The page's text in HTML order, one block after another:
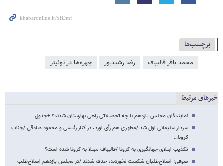
برچسب‌ها
محمد باقر قالیباف رضا رشیدپور چهره‌ها در توئیتر
خبرهای مرتبط
نمایندگان مجلس یازدهم با چه تحصیلاتی راهی بهارستان شدند؟ +جدول
سردار سلیمانی اول شد /مطهری هم رأی آورد، در کنار رئیسی و محمود صادقی /جناب
کرونا…
تکذیب ابتلای جهانگیری به کرونا /قالیباف مبتلا به کرونا شده است؟
صوفی: اصلاح‌طلبان شکست نخوردند، حذف شدند /در مجلس یازدهم اصلاح‌طلب